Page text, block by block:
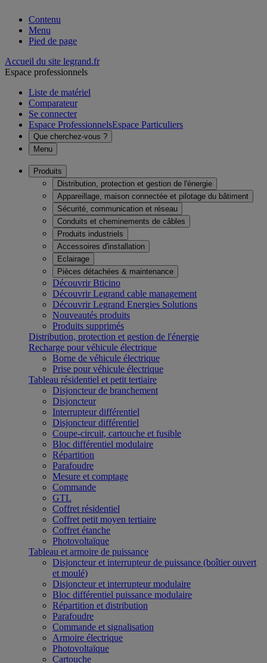
Contenu
Menu
Pied de page
Accueil du site legrand.fr
Espace professionnels
Liste de matériel
Comparateur
Se connecter
Espace ProfessionnelsEspace Particuliers
Que cherchez-vous ?
Menu
Produits
Distribution, protection et gestion de l'énergie
Appareillage, maison connectée et pilotage du bâtiment
Sécurité, communication et réseau
Conduits et cheminements de câbles
Produits industriels
Accessoires d'installation
Eclairage
Pièces détachées & maintenance
Découvrir Bticino
Découvrir Legrand cable management
Découvrir Legrand Energies Solutions
Nouveautés produits
Produits supprimés
Distribution, protection et gestion de l'énergie
Recharge pour véhicule électrique
Borne de véhicule électrique
Prise pour véhicule électrique
Tableau résidentiel et petit tertiaire
Disjoncteur de branchement
Disjoncteur
Interrupteur différentiel
Disjoncteur différentiel
Coupe-circuit, cartouche et fusible
Bloc différentiel modulaire
Répartition
Parafoudre
Mesure et comptage
Commande
GTL
Coffret résidentiel
Coffret petit moyen tertiaire
Coffret étanche
Photovoltaïque
Tableau et armoire de puissance
Disjoncteur et interrupteur de puissance (boîtier ouvert
et moulé)
Disjoncteur et interrupteur modulaire
Bloc différentiel puissance modulaire
Répartition et distribution
Parafoudre
Commande et signalisation
Armoire électrique
Photovoltaïque
Cartouche